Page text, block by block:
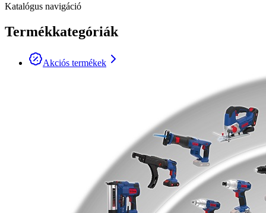
Katalógus navigáció
Termékkategóriák
Akciós termékek